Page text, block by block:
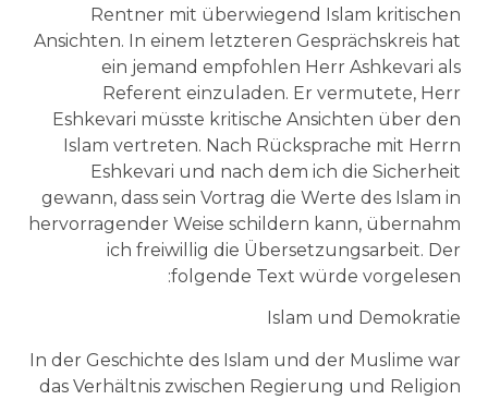
Rentner mit überwiegend Islam kritischen
Ansichten. In einem letzteren Gesprächskreis hat
ein jemand empfohlen Herr Ashkevari als
Referent einzuladen. Er vermutete, Herr
Eshkevari müsste kritische Ansichten über den
Islam vertreten. Nach Rücksprache mit Herrn
Eshkevari und nach dem ich die Sicherheit
gewann, dass sein Vortrag die Werte des Islam in
hervorragender Weise schildern kann, übernahm
ich freiwillig die Übersetzungsarbeit. Der
folgende Text würde vorgelesen:
Islam und Demokratie
In der Geschichte des Islam und der Muslime war
das Verhältnis zwischen Regierung und Religion